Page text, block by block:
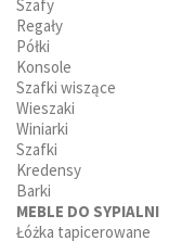
Szafy
Regały
Półki
Konsole
Szafki wiszące
Wieszaki
Winiarki
Szafki
Kredensy
Barki
MEBLE DO SYPIALNI
Łóżka tapicerowane